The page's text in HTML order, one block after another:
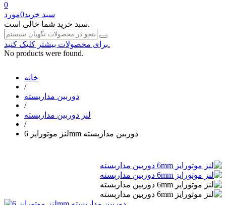
0
سبد خرید0مورد
سبد خرید شما خالی است.
برای محصولات بیشتر کلیک کنید.
No products were found.
خانه
/
دوربین مداربسته
/
لنز دوربین مداربسته
/
لنز موتورایز 6mm دوربین مداربسته